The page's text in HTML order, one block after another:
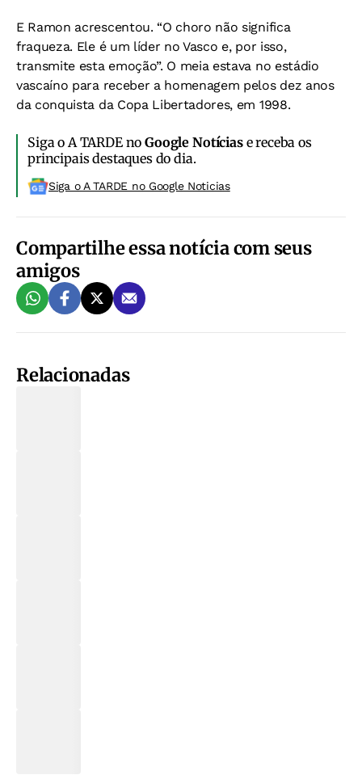
E Ramon acrescentou. “O choro não significa
fraqueza. Ele é um líder no Vasco e, por isso,
transmite esta emoção”. O meia estava no estádio
vascaíno para receber a homenagem pelos dez anos
da conquista da Copa Libertadores, em 1998.
Siga o A TARDE noGoogle Notíciase receba os
principais destaques do dia.
Siga o A TARDE no Google Noticias
Compartilhe essa notícia com seus
amigos
Relacionadas